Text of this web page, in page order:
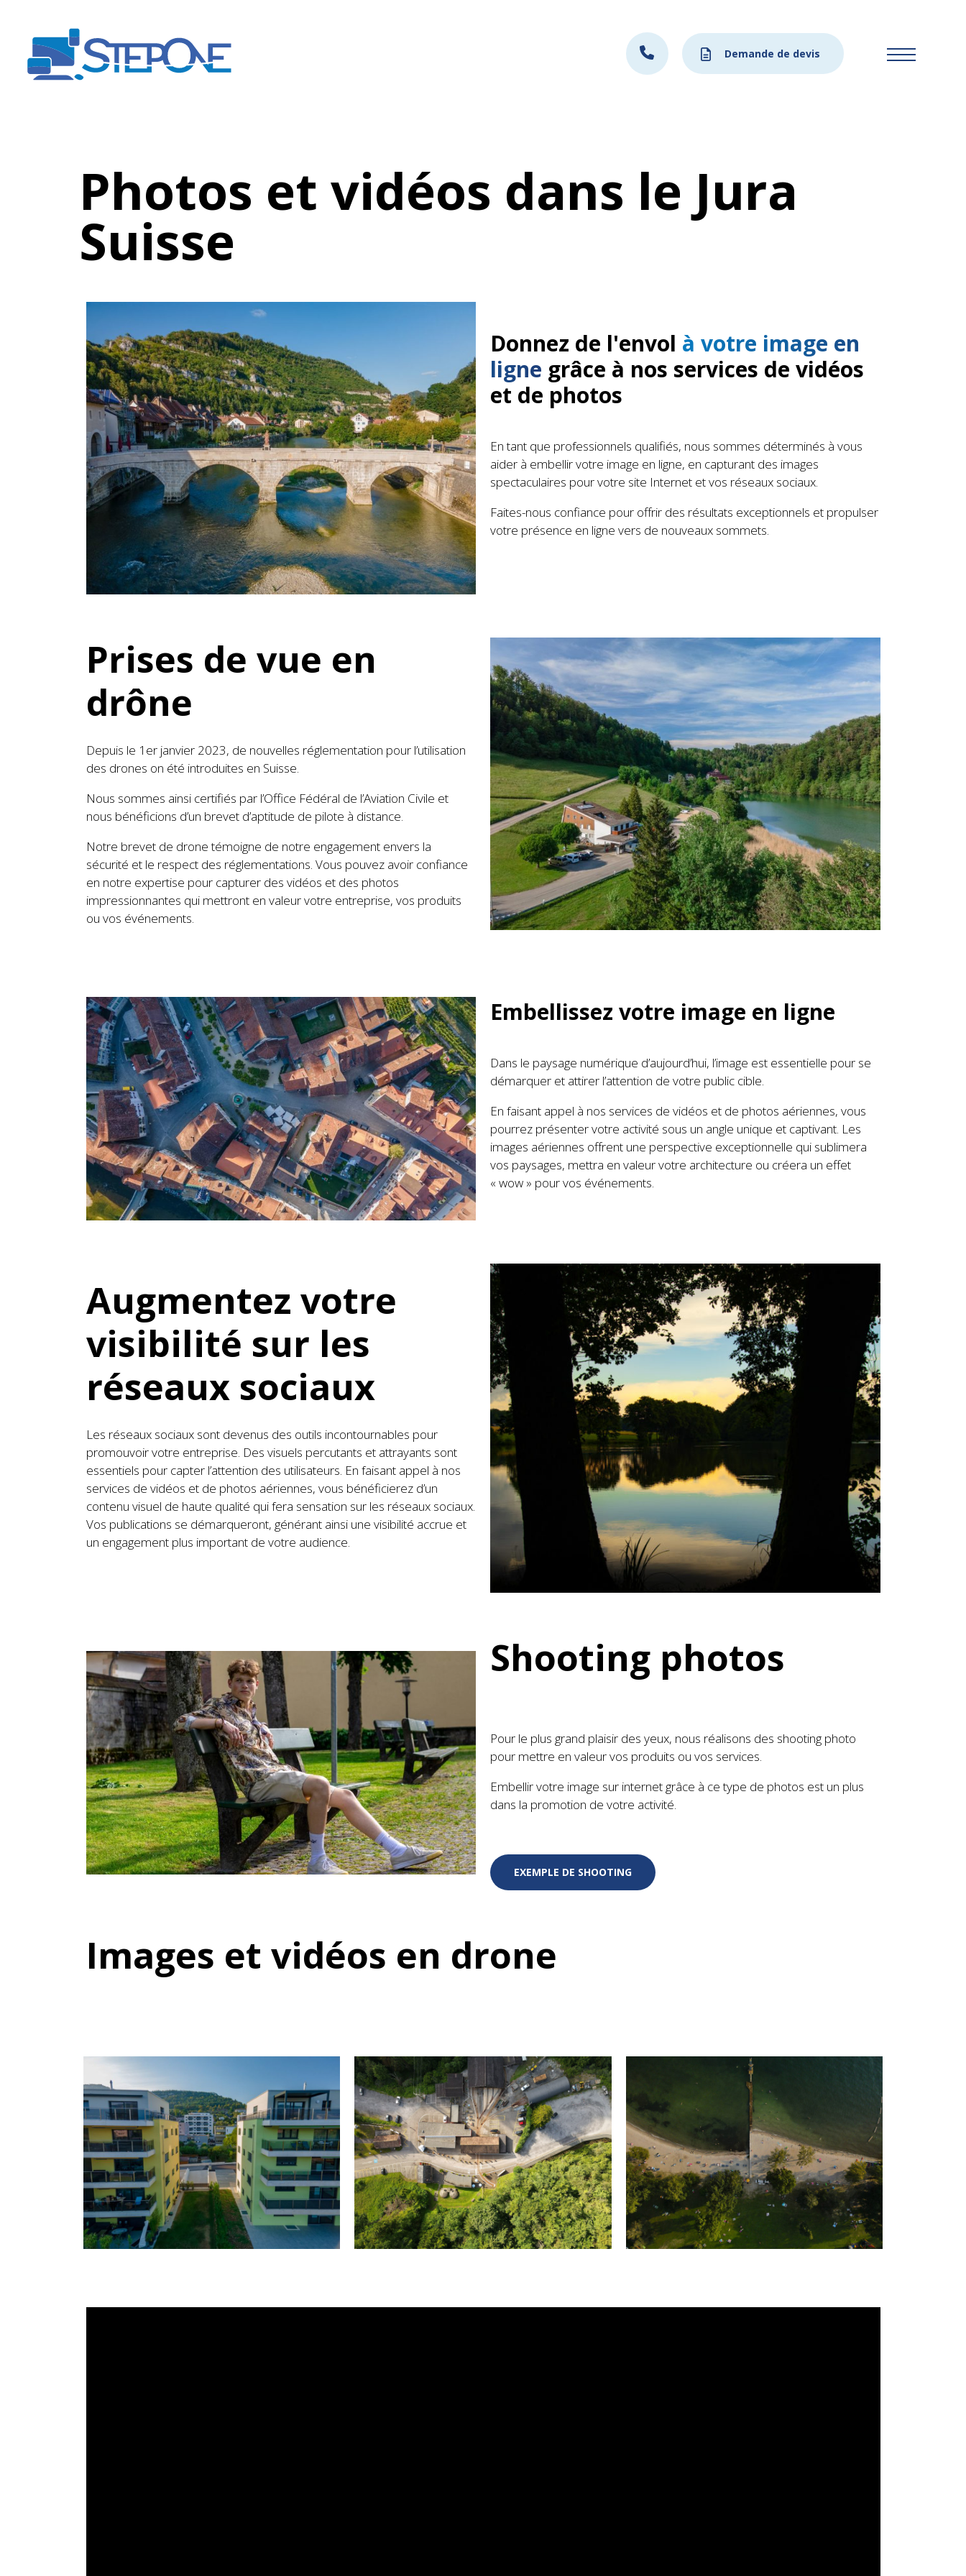
Demande de devis
Photos et vidéos dans le Jura
Suisse
Donnez de l'envol à votre image en
ligne grâce à nos services de vidéos
et de photos
En tant que professionnels qualifiés, nous sommes déterminés à vous
aider à embellir votre image en ligne, en capturant des images
spectaculaires pour votre site Internet et vos réseaux sociaux.
Faites-nous confiance pour offrir des résultats exceptionnels et propulser
votre présence en ligne vers de nouveaux sommets.
Prises de vue en
drône
Depuis le 1er janvier 2023, de nouvelles réglementation pour l’utilisation
des drones on été introduites en Suisse.
Nous sommes ainsi certifiés par l’Office Fédéral de l’Aviation Civile et
nous bénéficions d’un brevet d’aptitude de pilote à distance.
Notre brevet de drone témoigne de notre engagement envers la
sécurité et le respect des réglementations. Vous pouvez avoir confiance
en notre expertise pour capturer des vidéos et des photos
impressionnantes qui mettront en valeur votre entreprise, vos produits
ou vos événements.
Embellissez votre image en ligne
Dans le paysage numérique d’aujourd’hui, l’image est essentielle pour se
démarquer et attirer l’attention de votre public cible.
En faisant appel à nos services de vidéos et de photos aériennes, vous
pourrez présenter votre activité sous un angle unique et captivant. Les
images aériennes offrent une perspective exceptionnelle qui sublimera
vos paysages, mettra en valeur votre architecture ou créera un effet
« wow » pour vos événements.
Augmentez votre
visibilité sur les
réseaux sociaux
Les réseaux sociaux sont devenus des outils incontournables pour
promouvoir votre entreprise. Des visuels percutants et attrayants sont
essentiels pour capter l’attention des utilisateurs. En faisant appel à nos
services de vidéos et de photos aériennes, vous bénéficierez d’un
contenu visuel de haute qualité qui fera sensation sur les réseaux sociaux.
Vos publications se démarqueront, générant ainsi une visibilité accrue et
un engagement plus important de votre audience.
Shooting photos
Pour le plus grand plaisir des yeux, nous réalisons des shooting photo
pour mettre en valeur vos produits ou vos services.
Embellir votre image sur internet grâce à ce type de photos est un plus
dans la promotion de votre activité.
EXEMPLE DE SHOOTING
Images et vidéos en drone